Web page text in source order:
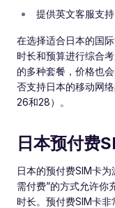
提供英文客服支持
在选择适合日本的国
时长和预算进行综合
的多种套餐，价格也
否支持日本的移动网
26和28）。
日本预付费
日本的预付费SIM卡
需付费”的方式允许你
时长。预付费SIM卡